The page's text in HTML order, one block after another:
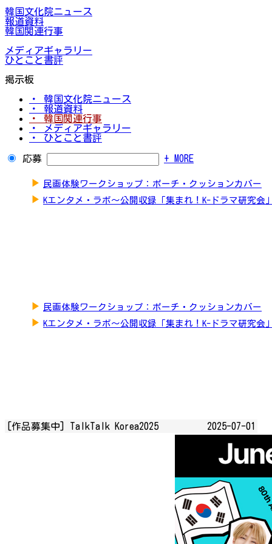
韓国文化院ニュース
報道資料
韓国関連行事
メディアギャラリー
ひとこと書評
掲示板
・ 韓国文化院ニュース
・ 報道資料
・ 韓国関連行事
・ メディアギャラリー
・ ひとこと書評
応募 + MORE
▶ 民画体験ワークショップ：ポーチ・クッションカバー
▶ Kエンタメ・ラボ～公開収録「集まれ！K-ドラマ研究会
▶ 民画体験ワークショップ：ポーチ・クッションカバー
▶ Kエンタメ・ラボ～公開収録「集まれ！K-ドラマ研究会
[作品募集中] TalkTalk Korea2025 2025-07-01